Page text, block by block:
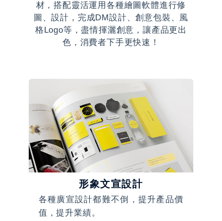
材，搭配靈活運用各種繪圖軟體進行修
圖、設計，完成DM設計、創意包裝、風
格Logo等，盡情揮灑創意，讓產品更出
色，消費者下手更快速！
形象文宣設計
各種廣宣設計都難不倒，提升產品價
值，提升業績。